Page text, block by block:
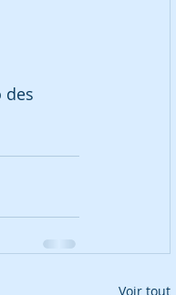
des
Voir tout